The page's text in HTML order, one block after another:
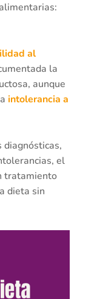
al
la
aunque
intolerancia a
diagnósticas,
el
tratamiento
dieta sin